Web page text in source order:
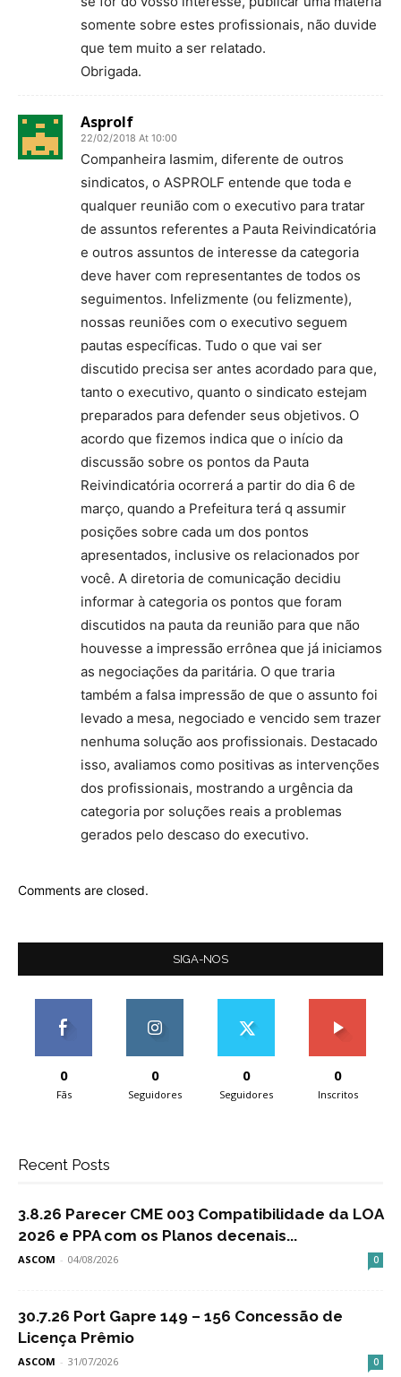
somente sobre estes profissionais, não duvide
que tem muito a ser relatado.
Obrigada.
Asprolf
22/02/2018 At 10:00
Companheira Iasmim, diferente de outros
sindicatos, o ASPROLF entende que toda e
qualquer reunião com o executivo para tratar
de assuntos referentes a Pauta Reivindicatória
e outros assuntos de interesse da categoria
deve haver com representantes de todos os
seguimentos. Infelizmente (ou felizmente),
nossas reuniões com o executivo seguem
pautas específicas. Tudo o que vai ser
discutido precisa ser antes acordado para que,
tanto o executivo, quanto o sindicato estejam
preparados para defender seus objetivos. O
acordo que fizemos indica que o início da
discussão sobre os pontos da Pauta
Reivindicatória ocorrerá a partir do dia 6 de
março, quando a Prefeitura terá q assumir
posições sobre cada um dos pontos
apresentados, inclusive os relacionados por
você. A diretoria de comunicação decidiu
informar à categoria os pontos que foram
discutidos na pauta da reunião para que não
houvesse a impressão errônea que já iniciamos
as negociações da paritária. O que traria
também a falsa impressão de que o assunto foi
levado a mesa, negociado e vencido sem trazer
nenhuma solução aos profissionais. Destacado
isso, avaliamos como positivas as intervenções
dos profissionais, mostrando a urgência da
categoria por soluções reais a problemas
gerados pelo descaso do executivo.
Comments are closed.
SIGA-NOS
0
Fãs
0
Seguidores
0
Seguidores
0
Inscritos
Recent Posts
3.8.26 Parecer CME 003 Compatibilidade da LOA
2026 e PPA com os Planos decenais...
ASCOM - 04/08/2026 0
30.7.26 Port Gapre 149 – 156 Concessão de
Licença Prêmio
ASCOM - 31/07/2026 0